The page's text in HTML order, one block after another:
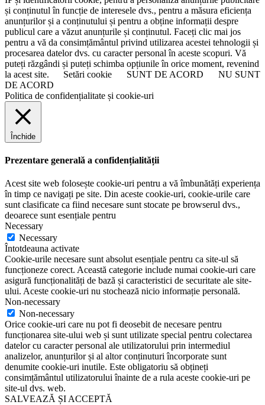
și conținutul în funcție de interesele dvs., pentru a măsura eficiența
anunțurilor și a conținutului și pentru a obține informații despre
publicul care a văzut anunțurile și conținutul. Faceți clic mai jos
pentru a vă da consimțământul privind utilizarea acestei tehnologii și
procesarea datelor dvs. cu caracter personal în aceste scopuri. Vă
puteți răzgândi și puteți schimba opțiunile în orice moment, revenind
la acest site.
Setări cookie SUNT DE ACORD
NU SUNT
DE ACORD
Politica de confidențialitate și cookie-uri
Închide
Prezentare generală a confidențialității
Acest site web folosește cookie-uri pentru a vă îmbunătăți experiența
în timp ce navigați pe site. Din aceste cookie-uri, cookie-urile care
sunt clasificate ca fiind necesare sunt stocate pe browserul dvs.,
deoarece sunt esențiale pentru
Necessary
Necessary
Întotdeauna activate
Cookie-urile necesare sunt absolut esențiale pentru ca site-ul să
funcționeze corect. Această categorie include numai cookie-uri care
asigură funcționalități de bază și caracteristici de securitate ale site-
ului. Aceste cookie-uri nu stochează nicio informație personală.
Non-necessary
Non-necessary
Orice cookie-uri care nu pot fi deosebit de necesare pentru
funcționarea site-ului web și sunt utilizate special pentru colectarea
datelor cu caracter personal ale utilizatorului prin intermediul
analizelor, anunțurilor și al altor conținuturi încorporate sunt
denumite cookie-uri inutile. Este obligatoriu să obțineți
consimțământul utilizatorului înainte de a rula aceste cookie-uri pe
site-ul dvs. web.
SALVEAZĂ ȘI ACCEPTĂ